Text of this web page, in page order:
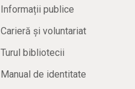
Informații publice
Carieră și voluntariat
Turul bibliotecii
Manual de identitate